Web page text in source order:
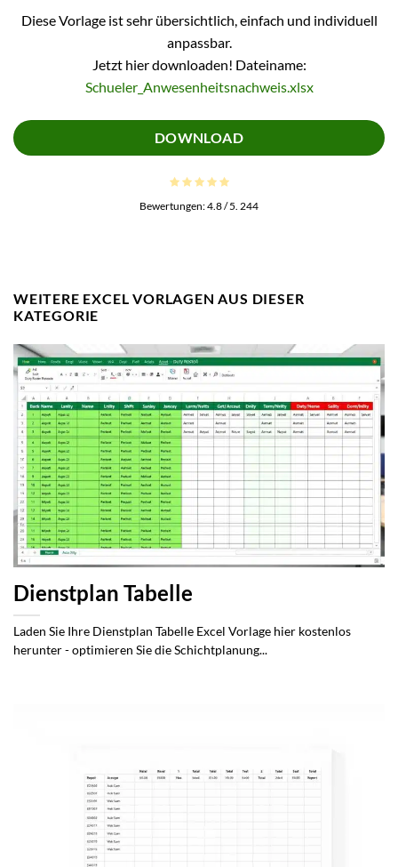
Diese Vorlage ist sehr übersichtlich, einfach und individuell
anpassbar.
Jetzt hier downloaden! Dateiname:
Schueler_Anwesenheitsnachweis.xlsx
DOWNLOAD
Bewertungen:4.8/ 5. 244
WEITERE EXCEL VORLAGEN AUS DIESER
KATEGORIE
Dienstplan Tabelle
Laden Sie Ihre Dienstplan Tabelle Excel Vorlage hier kostenlos
herunter - optimieren Sie die Schichtplanung...